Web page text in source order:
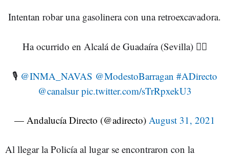
Intentan robar una gasolinera con una retroexcavadora.
Ha ocurrido en Alcalá de Guadaíra (Sevilla) 👇🏼
🎙 @INMA_NAVAS @ModestoBarragan #ADirecto
@canalsur pic.twitter.com/sTrRpxekU3
— Andalucía Directo (@adirecto) August 31, 2021
Al llegar la Policía al lugar se encontraron con la